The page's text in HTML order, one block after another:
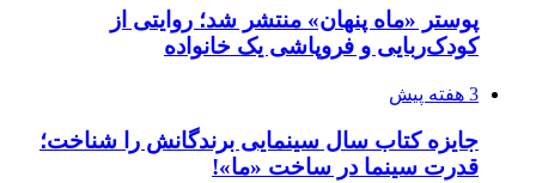
پوستر «ماه پنهان» منتشر شد؛ روایتی از
کودک‌ربایی و فروپاشی یک خانواده
3 هفته پیش
جایزه کتاب سال سینمایی برندگانش را شناخت؛
قدرت سینما در ساخت «ما»!